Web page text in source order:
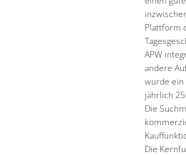
Plattform
APW
andere
wurde ein
jährlich
Die
Die